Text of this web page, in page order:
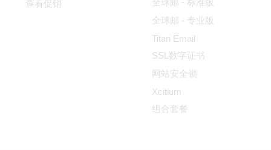
查看促销
全球邮 - 标准版
全球邮 - 专业版
Titan Email
SSL数字证书
网站安全锁
Xcitium
组合套餐